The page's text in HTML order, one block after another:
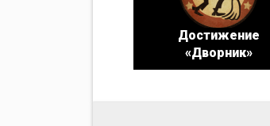
Достижение
«Дворник»